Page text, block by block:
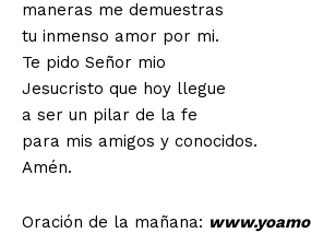
maneras me demuestras
tu inmenso amor por mi.
Te pido Señor mio
Jesucristo que hoy llegue
a ser un pilar de la fe
para mis amigos y conocidos.
Amén.
Oración de la mañana: